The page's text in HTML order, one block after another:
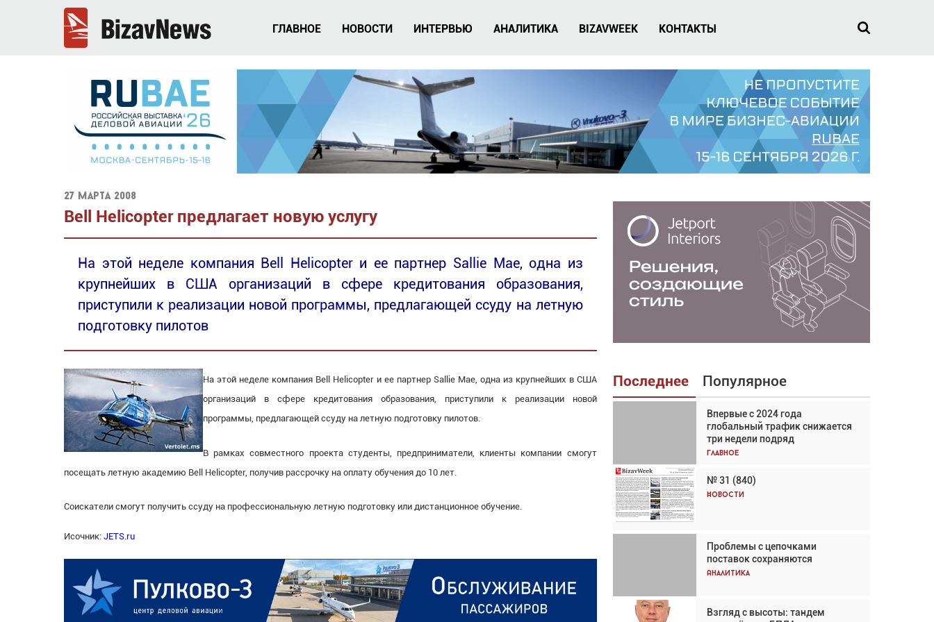
ГЛАВНОЕ НОВОСТИ ИНТЕРВЬЮ АНАЛИТИКА BIZAVWEEK КОНТАКТЫ
27 марта 2008
Bell Helicopter предлагает новую услугу
На этой неделе компания Bell Helicopter и ее партнер Sallie Mae, одна из
крупнейших в США организаций в сфере кредитования образования,
приступили к реализации новой программы, предлагающей ссуду на летную
подготовку пилотов
На этой неделе компания Bell Helicopter и ее партнер Sallie Mae, одна из крупнейших в США
организаций в сфере кредитования образования, приступили к реализации новой
программы, предлагающей ссуду на летную подготовку пилотов.
В рамках совместного проекта студенты, предприниматели, клиенты компании смогут
посещать летную академию Bell Helicopter, получив рассрочку на оплату обучения до 10 лет.
Соискатели смогут получить ссуду на профессиональную летную подготовку или дистанционное обучение.
Исочник: JETS.ru
Последнее Популярное
Впервые с 2024 года
глобальный трафик снижается
три недели подряд
Главное
№ 31 (840)
Новости
Проблемы с цепочками
поставок сохраняются
Аналитика
Взгляд с высоты: тандем
Взгляд с высоты: тандем
вертолётов и БПЛА в
спасательных операциях
Главное
Авиационный фотограф Дэйв
Кох: «Фотография говорит сама
Впервые с 2024 года
глобальный трафик снижается
три недели подряд
Частный самолёт – это актив.